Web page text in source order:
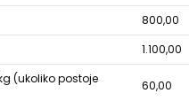
800,00
1.100,00
(ukoliko postoje
60,00